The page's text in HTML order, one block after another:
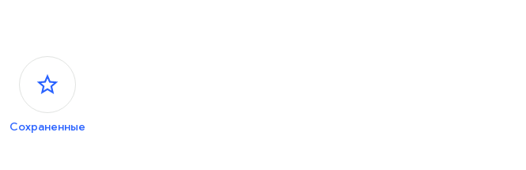
Боковые панели
Сохраненные